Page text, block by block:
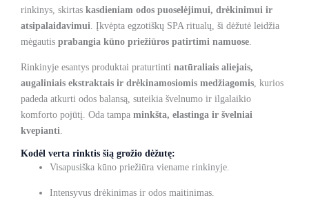
rinkinys, skirtas kasdieniam odos puoselėjimui, drėkinimui ir
atsipalaidavimui . Įkvėpta egzotiškų SPA ritualų, ši dėžutė leidžia
mėgautis prabangia kūno priežiūros patirtimi namuose
Rinkinyje esantys produktai praturtinti natūraliais aliejais,
augaliniais ekstraktais ir drėkinamosiomis medžiagomis , kurios
padeda atkurti odos balansą, suteikia švelnumo ir ilgalaikio
komforto pojūtį. Oda tampa minkšta, elastinga ir švelniai
kvepianti
Kodėl verta rinktis šią grožio dėžutę:
Visapusiška kūno priežiūra viename rinkinyje.
Intensyvus drėkinimas ir odos maitinimas.